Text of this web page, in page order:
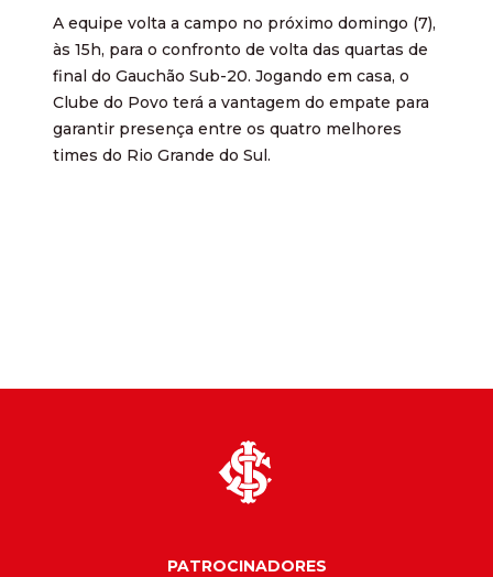
A equipe volta a campo no próximo domingo (7),
às 15h, para o confronto de volta das quartas de
final do Gauchão Sub-20. Jogando em casa, o
Clube do Povo terá a vantagem do empate para
garantir presença entre os quatro melhores
times do Rio Grande do Sul.
PATROCINADORES